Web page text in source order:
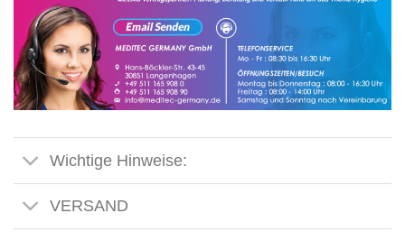
Wichtige Hinweise:
VERSAND